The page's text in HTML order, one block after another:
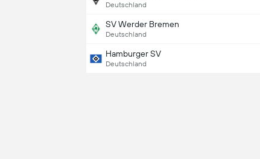
Deutschland
SV Werder Bremen
Deutschland
Hamburger SV
Deutschland